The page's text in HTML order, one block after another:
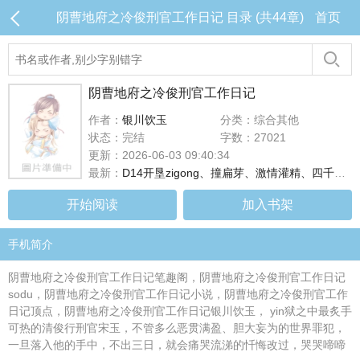
阴曹地府之冷俊刑官工作日记 目录 (共44章) 首页
阴曹地府之冷俊刑官工作日记
作者： 银川饮玉
分类：综合其他
状态：完结
字数：27021
更新：2026-06-03 09:40:34
最新： D14开垦zigong、撞扁芽、激情灌精、四千度烈焰、放置PLAY
开始阅读 加入书架
手机简介
阴曹地府之冷俊刑官工作日记笔趣阁，阴曹地府之冷俊刑官工作日记
sodu，阴曹地府之冷俊刑官工作日记小说，阴曹地府之冷俊刑官工作
日记顶点，阴曹地府之冷俊刑官工作日记银川饮玉， yin狱之中最炙手
可热的清俊行刑官宋玉，不管多么恶贯满盈、胆大妄为的世界罪犯，
一旦落入他的手中，不出三日，就会痛哭流涕的忏悔改过，哭哭啼啼